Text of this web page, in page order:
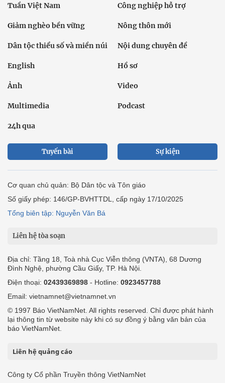
Tuần Việt Nam Công nghiệp hỗ trợ
Giảm nghèo bền vững Nông thôn mới
Dân tộc thiểu số và miền núi Nội dung chuyên đề
English Hồ sơ
Ảnh Video
Multimedia Podcast
24h qua
Tuyến bài Sự kiện
Cơ quan chủ quản: Bộ Dân tộc và Tôn giáo
Số giấy phép: 146/GP-BVHTTDL, cấp ngày 17/10/2025
Tổng biên tập: Nguyễn Văn Bá
Liên hệ tòa soạn
Địa chỉ: Tầng 18, Toà nhà Cục Viễn thông (VNTA), 68 Dương
Đình Nghệ, phường Cầu Giấy, TP. Hà Nội.
Điện thoại: 02439369898 - Hotline: 0923457788
Email: vietnamnet@vietnamnet.vn
© 1997 Báo VietNamNet. All rights reserved. Chỉ được phát hành
lại thông tin từ website này khi có sự đồng ý bằng văn bản của
báo VietNamNet.
Liên hệ quảng cáo
Công ty Cổ phần Truyền thông VietNamNet